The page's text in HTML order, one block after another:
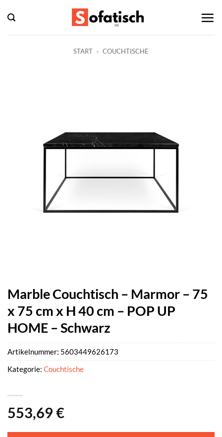
Inhalt
springen
START » COUCHTISCHE
Marble Couchtisch – Marmor – 75
x 75 cm x H 40 cm – POP UP
HOME – Schwarz
553,69 €
Artikelnummer: 5603449626173
Kategorie: Couchtische